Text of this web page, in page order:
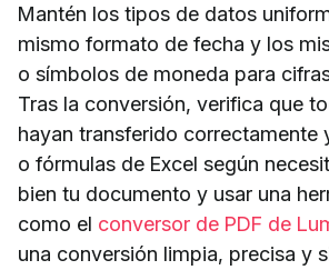
Mantén los tipos de datos
mismo formato de fecha y los
o símbolos de moneda para
Tras la conversión, verifica que
hayan transferido correctamente
o fórmulas de Excel según
bien tu documento y usar una
como el conversor de PDF de
una conversión limpia, precisa y